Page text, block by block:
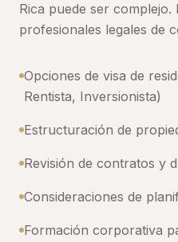
Rica puede ser
profesionales legales de
Opciones de visa de
Rentista, Inversionista)
Estructuración de
Revisión de contratos y
Consideraciones de
Formación corporativa